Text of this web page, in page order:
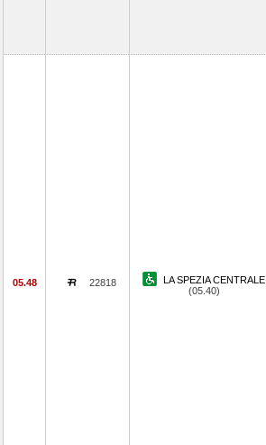
05.48 22818
LA SPEZIA CENTRALE
(05.40)